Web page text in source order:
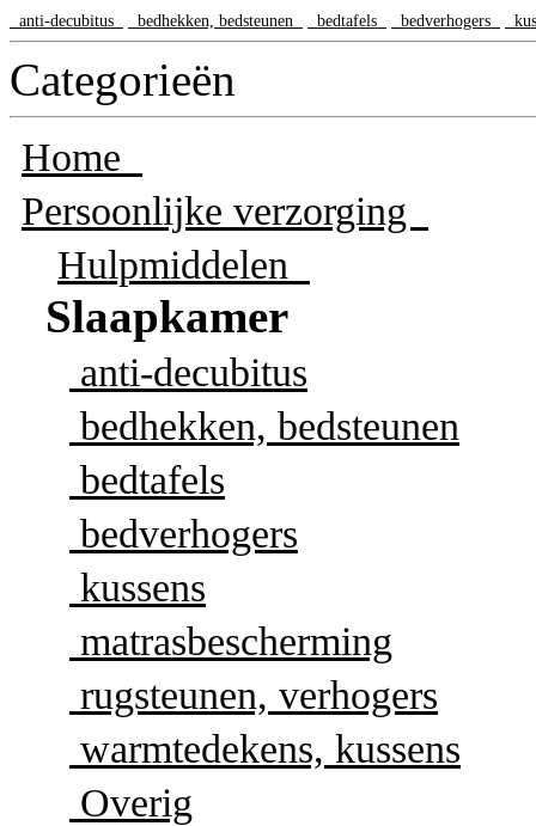
anti-decubitus bedhekken, bedsteunen bedtafels bedverhogers
Categorieën
Home
Persoonlijke verzorging
Hulpmiddelen
Slaapkamer
anti-decubitus
bedhekken, bedsteunen
bedtafels
bedverhogers
kussens
matrasbescherming
rugsteunen, verhogers
warmtedekens, kussens
Overig